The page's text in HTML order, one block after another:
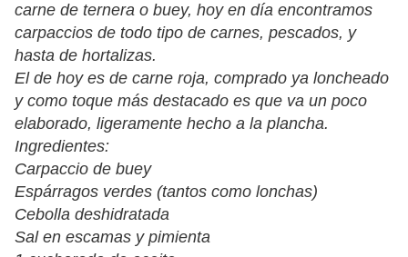
carne de ternera o buey, hoy en día encontramos
carpaccios de todo tipo de carnes, pescados, y
hasta de hortalizas.
El de hoy es de carne roja, comprado ya loncheado
y como toque más destacado es que va un poco
elaborado, ligeramente hecho a la plancha.
Ingredientes:
Carpaccio de buey
Espárragos verdes (tantos como lonchas)
Cebolla deshidratada
Sal en escamas y pimienta